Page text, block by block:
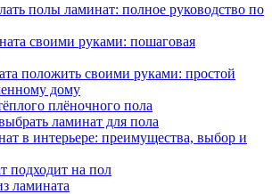
полы ламинат: полное руководство по
своими руками: пошаговая
положить своими руками: простой
дому
плёночного пола
ламинат для пола
в интерьере: преимущества, выбор и
подходит на пол
ламината